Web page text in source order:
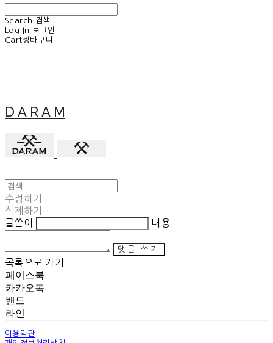
Search
검색
Log In 로그인
Cart장바구니
D A R A M
수정하기
삭제하기
글쓴이
내용
댓글 쓰기
목록으로 가기
페이스북
카카오톡
밴드
라인
이용약관